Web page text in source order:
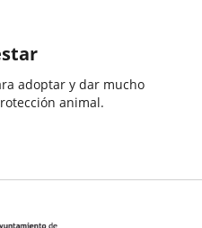
adoptar y dar mucho
animal.